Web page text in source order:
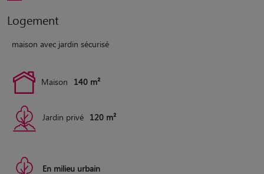
Logement
maison avec jardin sécurisé
Maison 140 m²
Jardin privé 120 m²
En milieu urbain